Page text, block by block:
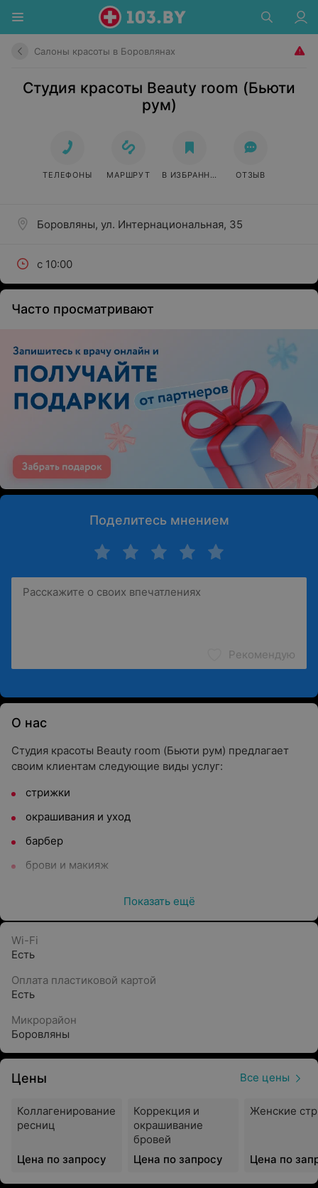
Салоны красоты в Боровлянах
Студия красоты Beauty room (Бьюти
рум)
Боровляны, ул. Интернациональная, 35
с 10:00
ТЕЛЕФОНЫ МАРШРУТ В ИЗБРАННОЕ ОТЗЫВ
Часто просматривают
Поделитесь мнением
Рекомендую
О нас
Студия красоты Beauty room (Бьюти рум) предлагает
своим клиентам следующие виды услуг:
стрижки
окрашивания и уход
барбер
брови и макияж
Показать ещё
Wi-Fi
Есть
Оплата пластиковой картой
Есть
Микрорайон
Боровляны
Цены Все цены
Коллагенирование
ресниц
Цена по запросу
Коррекция и
окрашивание
бровей
Цена по запросу
Женские
Цена по